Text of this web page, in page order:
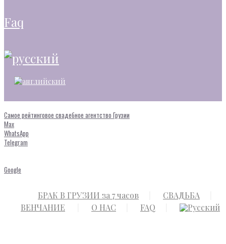
faq
Самое рейтинговое свадебное агентство Грузии
Max
WhatsApp
Telegram
Google
БРАК В ГРУЗИИ за 7 часов
СВАДЬБА
ВЕНЧАНИЕ
О НАС FAQ